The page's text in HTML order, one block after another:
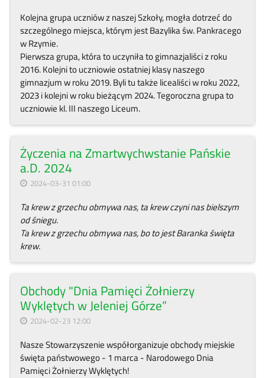
Kolejna grupa uczniów z naszej Szkoły, mogła dotrzeć do
szczególnego miejsca, którym jest Bazylika św. Pankracego
w Rzymie.
Pierwsza grupa, która to uczyniła to gimnazjaliści z roku
2016. Kolejni to uczniowie ostatniej klasy naszego
gimnazjum w roku 2019. Byli tu także licealiści w roku 2022,
2023 i kolejni w roku bieżącym 2024. Tegoroczna grupa to
uczniowie kl. III naszego Liceum.
Życzenia na Zmartwychwstanie Pańskie
a.D. 2024
2024-03-31 01:00
Ta krew z grzechu obmywa nas, ta krew czyni nas bielszym
od śniegu.
Ta krew z grzechu obmywa nas, bo to jest Baranka święta
krew.
Obchody "Dnia Pamięci Żołnierzy
Wyklętych w Jeleniej Górze”
2024-02-23 12:00
Nasze Stowarzyszenie współorganizuje obchody miejskie
święta państwowego - 1 marca - Narodowego Dnia
Pamięci Żołnierzy Wyklętych!